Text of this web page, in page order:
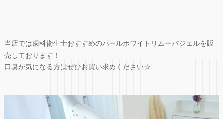
当店では歯科衛生士おすすめのパールホワイトリムーバジェルを販
売しております！
口臭が気になる方はぜひお買い求めください☆